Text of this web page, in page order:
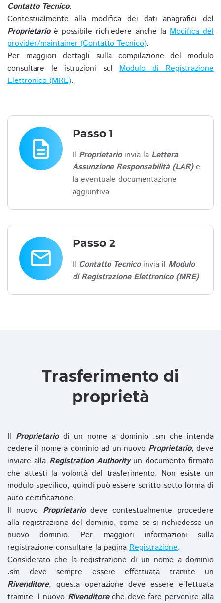
Contatto Tecnico.
Contestualmente alla modifica dei dati anagrafici del
Proprietarioè possibile richiedere anche laModifica del
provider/maintainer (Contatto Tecnico).
Per maggiori dettagli sulla compilazione del modulo
consultare le istruzioni sul Modulo di Registrazione
Elettronico (MRE).
description
Passo 1
Il Proprietarioinvia la Lettera
Assunzione Responsabilità (LAR)e
la eventuale documentazione
aggiuntiva
email
Passo 2
Il Contatto Tecnicoinvia il Modulo
di Registrazione Elettronico (MRE)
Trasferimento di
proprietà
Il Proprietariodi un nome a dominio .sm che intenda
cedere il nome a dominio ad un nuovo Proprietario, deve
inviare alla Registration Authorityun documento firmato
che attesti la volontà del trasferimento. Non esiste un
modulo specifico, quindi può essere scritto sotto forma di
auto-certificazione.
Il nuovo Proprietariodeve contestualmente procedere
alla registrazione del dominio, come se si richiedesse un
nuovo dominio. Per maggiori informazioni sulla
registrazione consultare la pagina Registrazione.
Considerato che la registrazione di un nome a dominio
.sm deve sempre essere effettuata tramite un
Rivenditore, questa operazione deve essere effettuata
tramite il nuovo Rivenditoreche deve fare pervenire alla